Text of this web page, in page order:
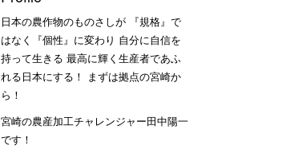
日本の農作物のものさしが 『規格』で
はなく『個性』に変わり 自分に自信を
持って生きる 最高に輝く生産者であふ
れる日本にする！ まずは拠点の宮崎か
ら！
宮崎の農産加工チャレンジャー田中陽一
です！